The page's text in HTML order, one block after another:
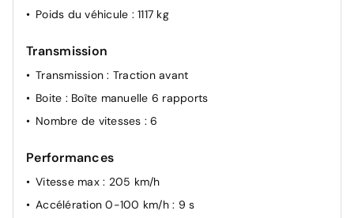
Poids du véhicule : 1117 kg
Transmission
Transmission: Traction avant
Boite : Boîte manuelle 6 rapports
Nombre de vitesses : 6
Performances
Vitesse max : 205 km/h
Accélération 0-100 km/h : 9 s